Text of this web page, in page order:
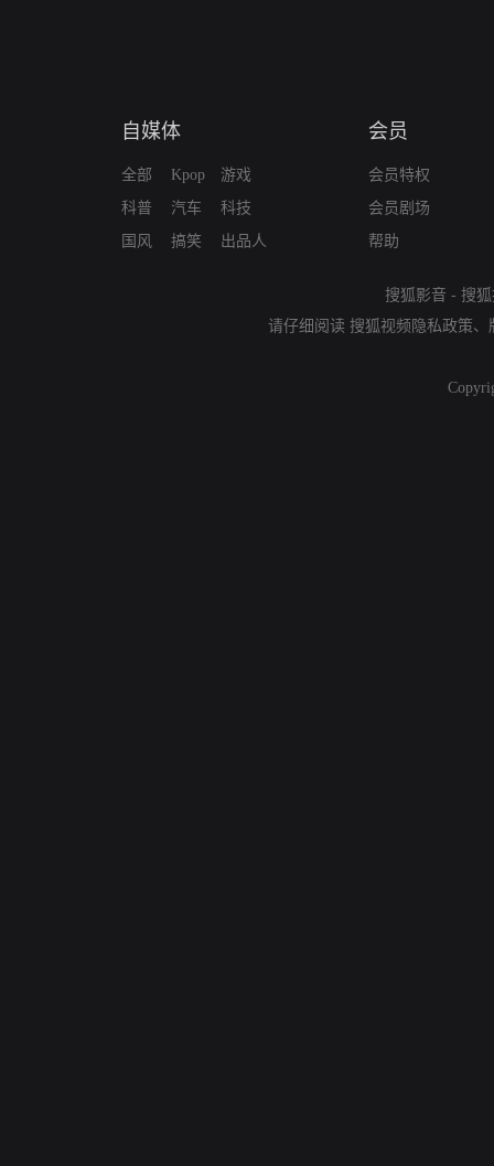
自媒体
全部
科普
国风
Kpop
汽车
搞笑
游戏
科技
出品人
会员
会员特权
会员剧场
帮助
搜狐影音 - 搜
请仔细阅读 搜狐视频隐私政策、